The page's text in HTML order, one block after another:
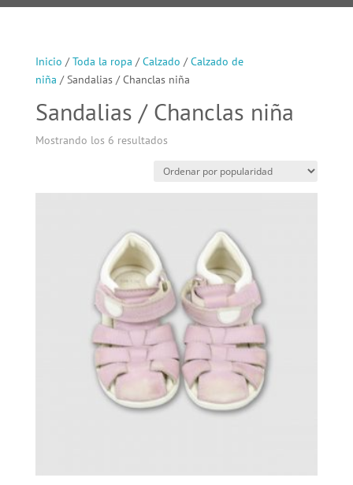
Inicio /Toda la ropa /Calzado /Calzado de
niña / Sandalias / Chanclas niña
Sandalias / Chanclas niña
Mostrando los 6 resultados